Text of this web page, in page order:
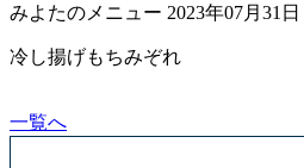
みよたのメニュー 2023年07月31日
冷し揚げもちみぞれ
一覧へ